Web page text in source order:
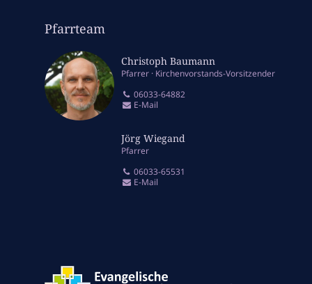
Pfarrteam
Christoph Baumann
Pfarrer Kirchenvorstands-Vorsitzender
06033-64882
E-Mail
Jörg Wiegand
Pfarrer
06033-65531
E-Mail